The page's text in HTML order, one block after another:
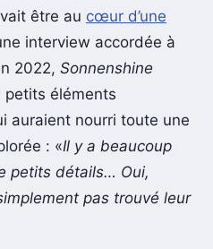
être au cœur d’une
interview accordée à
2022, Sonnenshine
petits éléments
auraient nourri toute une
: «Il y a beaucoup
petits détails… Oui,
pas trouvé leur